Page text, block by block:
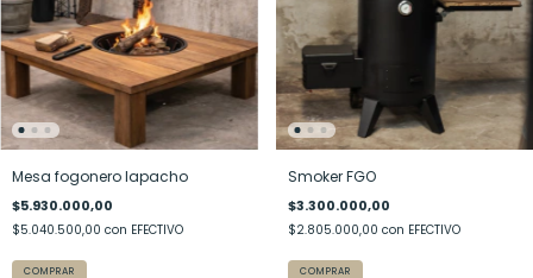
Mesa fogonero lapacho
$5.930.000,00
$5.040.500,00 con EFECTIVO
Smoker FGO
$3.300.000,00
$2.805.000,00 con EFECTIVO